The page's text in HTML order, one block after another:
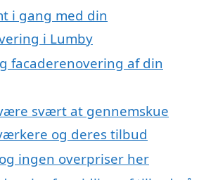
i gang med din
i Lumby
facaderenovering af din
svært at gennemskue
og deres tilbud
ingen overpriser her